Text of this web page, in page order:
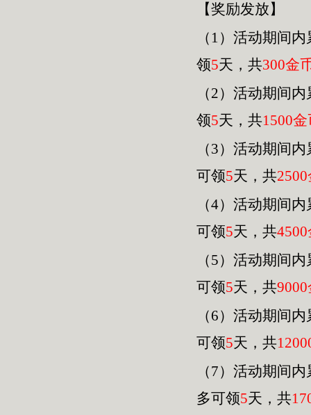
【奖励发放】
（1）活动期间
领5天，共300金
（2）活动期间
领5天，共1500金
（3）活动期间
可领5天，共2500
（4）活动期间
可领5天，共4500
（5）活动期间
可领5天，共9000
（6）活动期间
可领5天，共120
（7）活动期间
多可领5天，共